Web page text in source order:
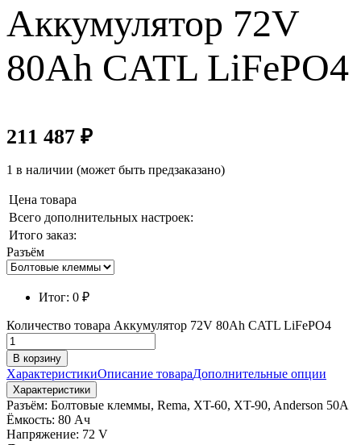
Аккумулятор 72V
80Ah CATL LiFePO4
211 487 ₽
1 в наличии (может быть предзаказано)
Цена товара
Всего дополнительных настроек:
Итого заказ:
Разъём
Итог: 0 ₽
Количество товара Аккумулятор 72V 80Ah CATL LiFePO4
В корзину
ХарактеристикиОписание товараДополнительные опции
Характеристики
Разъём: Болтовые клеммы, Rema, XT-60, XT-90, Anderson 50A
Ёмкость: 80 Ач
Напряжение: 72 V